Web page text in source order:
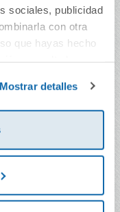
sociales, publicidad
con otra
que hayas hecho
Mostrar detalles
Fang. Material
Secundaria
11,70€